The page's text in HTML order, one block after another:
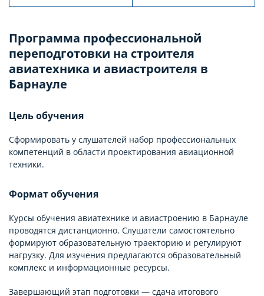
Программа профессиональной
переподготовки на строителя
авиатехника и авиастроителя в
Барнауле
Цель обучения
Сформировать у слушателей набор профессиональных
компетенций в области проектирования авиационной
техники.
Формат обучения
Курсы обучения авиатехнике и авиастроению в Барнауле
проводятся дистанционно. Слушатели самостоятельно
формируют образовательную траекторию и регулируют
нагрузку. Для изучения предлагаются образовательный
комплекс и информационные ресурсы.
Завершающий этап подготовки — сдача итогового